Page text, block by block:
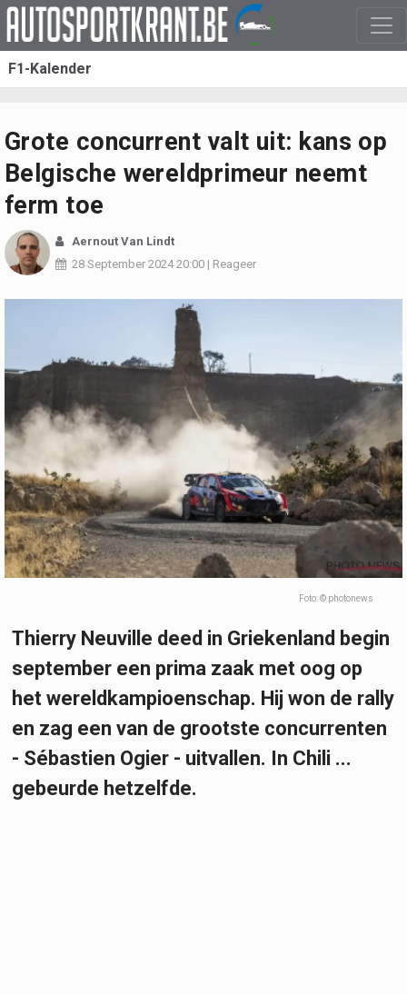
F1-Kalender
Grote concurrent valt uit: kans op
Belgische wereldprimeur neemt
ferm toe
Aernout Van Lindt
28 September 202420:00 | Reageer
Foto: © photonews
Thierry Neuville deed in Griekenland begin
september een prima zaak met oog op
het wereldkampioenschap. Hij won de rally
en zag een van de grootste concurrenten
- Sébastien Ogier - uitvallen. In Chili ...
gebeurde hetzelfde.